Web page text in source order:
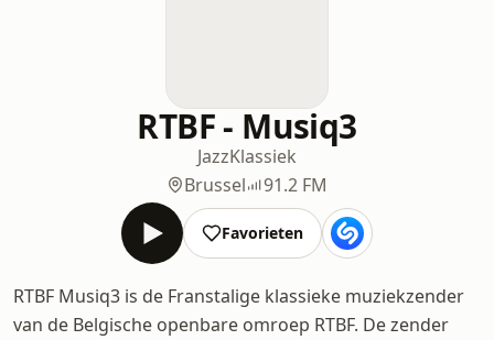
RTBF - Musiq3
JazzKlassiek
Brussel
91.2 FM
Favorieten
RTBF Musiq3 is de Franstalige klassieke muziekzender
van de Belgische openbare omroep RTBF. De zender